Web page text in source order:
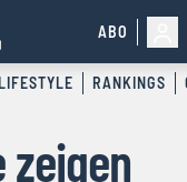
ABO
LIFESTYLE RANKINGS